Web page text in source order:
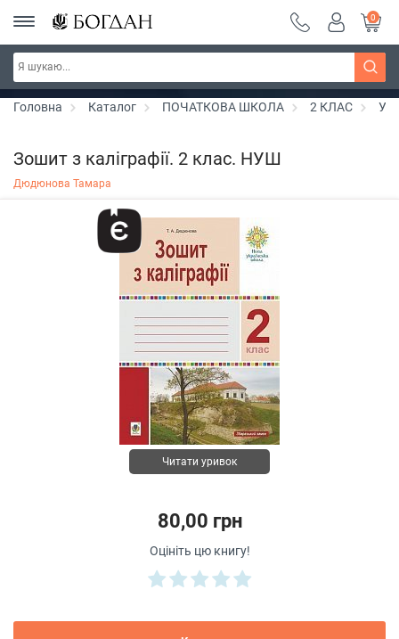
РОЗПРОДАЖ ~ 150 грн ~ 200 грн ~ 250 грн ~
300 грн ~ РОЗПРОДАЖ
Дізнатись більше
0
Головна Каталог ПОЧАТКОВА ШКОЛА 2 КЛАС
Зошит з каліграфії. 2 клас. НУШ
Дюдюнова Тамара
Читати уривок
80,00 грн
Оцініть цю книгу!